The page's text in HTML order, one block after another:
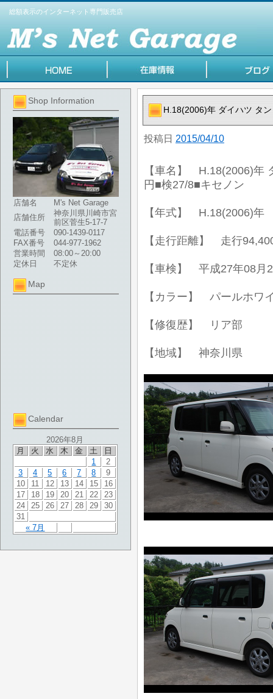
総額表示のインターネット専門販売店
Shop Information
店舗名
M's Net Garage
店舗住所
神奈川県川崎市宮
前区菅生5-17-7
電話番号
090-1439-0117
FAX番号
044-977-1962
営業時間
08:00～20:00
定休日
不定休
Map
Calendar
2026年8月
月
火 水 木 金 土 日
« 7月
1
2
3
4 5 6 7 8
9
10
11 12 13 14 15
16
17
18 19 20 21 22
23
24
25 26 27 28 29
30
31
H.18(2006)年 ダイハツ タ
投稿日 2015/04/10
【車名】 H.18(2006)年
円■検27/8■キセノン
【年式】 H.18(2006)年
【走行距離】 走行
【車検】 平成27年08月
【カラー】 パールホワ
【修復歴】 リア部
【地域】 神奈川県